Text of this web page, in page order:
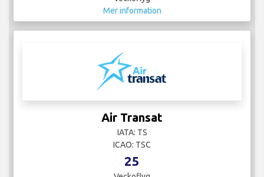
Mer information
Air Transat
IATA: TS
ICAO: TSC
25